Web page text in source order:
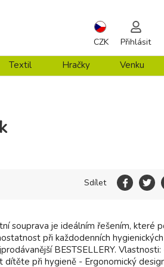
CZK Přihlásit
Textil Hračky Venku
souprava je ideálním řešením, které
při každodenních
BESTSELLERY.
dítěte při hygieně - Ergonomický
Sdílet